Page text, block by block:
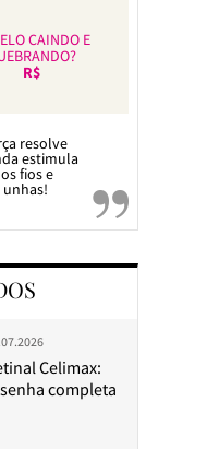
CAINDO E
R$
resolve
estimula
fios e
Celimax:
completa